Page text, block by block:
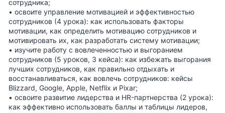
сотрудника;
• освоите управление мотивацией и эффективностью
сотрудников (4 урока): как использовать факторы
мотивации, как определить мотивацию сотрудников и
мотивировать их, как разработать систему мотивации;
• изучите работу с вовлеченностью и выгоранием
сотрудников (5 уроков, 3 кейса): как избежать выгорания
лучших сотрудников, как правильно отдыхать и
восстанавливаться, как вовлечь сотрудников: кейсы
Blizzard, Google, Apple, Netflix и Pixar;
• освоите развитие лидерства и HR-партнерства (2 урока):
как эффективно использовать баллы и таблицы лидеров,